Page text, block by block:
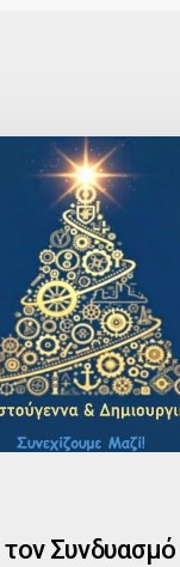
Συνδυασμό